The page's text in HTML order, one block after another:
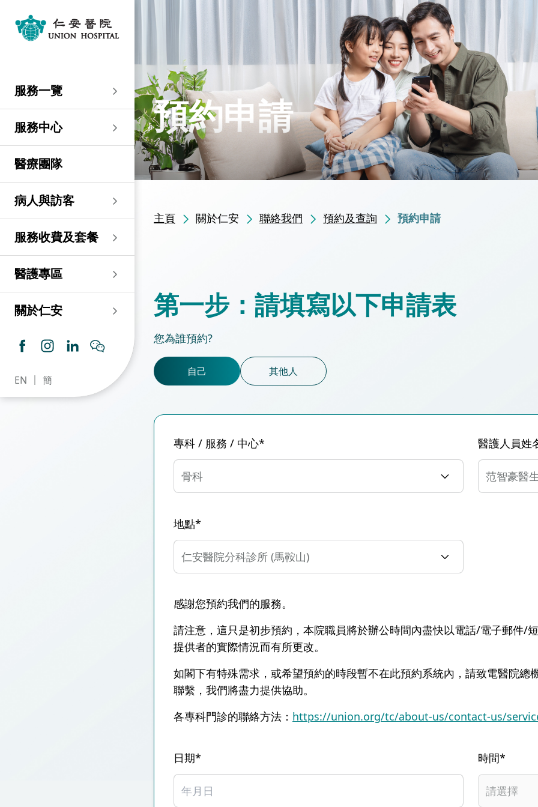
服務一覽
服務一覽
急症及門診
專科服務
專科服務
婦產科／生殖醫學
婦產科／生殖醫學
婦產科
生殖醫學科
外科
外科
乳房健康
泌尿外科
心胸肺外科
神經外科 (腦及脊椎)
整形外科
骨科
內科
內科
腸胃肝臟科
呼吸系統科
內分泌及糖尿科
風濕病科
腎科
老人科
血液及血液腫瘤科
感染及傳染病科
腫瘤科
耳鼻喉科
兒科
兒科
小兒外科及小兒泌尿科
過敏專科服務
心理衛生服務 / 精神科
其他醫療服務
其他醫療服務
健康檢查
疫苗注射
物理治療
營養諮詢
言語治療
傷口及造口專科護理服
務
藥房​
服務中心
服務中心
大圍仁安醫院
仁安微創中心
兒科/嬰兒健康中心
乳房保健及治療中心
仁安保健中心
仁安內視鏡及日間手
術中心
仁安心臟中心
內分泌及糖尿專科診
仁安眼科中心
尖沙咀 H Zentre
尖沙咀 H Zentre
仁安腫瘤中心
仁安醫療造影體檢中
心
尖沙咀美麗華廣場
尖沙咀美麗華廣場
仁安植髮中心
仁安醫院分科診所 (尖
沙咀)
仁安醫院分科診所 (尖
仁安醫院分科診所 (尖
沙咀) 內視鏡及日間治
療中心
分科診所
分科診所
沙咀)
仁安醫院分科診所 (將
軍澳)
仁安醫院分科診所
仁安醫院分科診所
(馬鞍山)
仁安醫院分科診所
(荃灣)
醫療團隊
病人與訪客
病人與訪客
入院準備
留院指南
部門服務時間
惡劣天氣安排
位置及交通 (泊車及院巴)
病人權益
病人權益
病人與家庭委員會
意見回饋
健康資訊
健康資訊
小冊子
服務收費及套餐
服務收費及套餐
醫療券計劃
醫護專區
醫護專區
預算費用
預算費用
度的先導計劃
住院及手術費用預計表
服務費用預算
休假通知只適用於V-
CODE醫生
護士訓練學校
護士網上培訓系統
(CNE)
關於仁安
關於仁安
仁安概覽
紀念日誌
醫學研究
認證及獎項
臨床績效指標
仁心仁術慈善計劃
資訊中心
資訊中心
新聞稿
專欄文章
小冊子
影片
感染控制
職位空缺
聯絡我們
聯絡我們
位置及交通 (泊車及院巴)
意見回饋
其他查詢
EN 簡
預約申請
主頁 關於仁安 聯絡我們 預約及查詢 預約申請
第一步：請填寫以下申請表
您為誰預約?
自己 其他人
專科 / 服務 / 中心*
骨科
醫護人員姓
地點*
感謝您預約我們的服務。
請注意，這只是初步預約，本院職員將於辦公時間內盡快以電話/電子郵件/
提供者的實際情況而有所更改。
如閣下有特殊需求，或希望預約的時段暫不在此預約系統內，請致電醫院總
聯繫，我們將盡力提供協助。
各專科門診的聯絡方法： https://union.org/tc/about-us/contact-us/
日期* 時間*